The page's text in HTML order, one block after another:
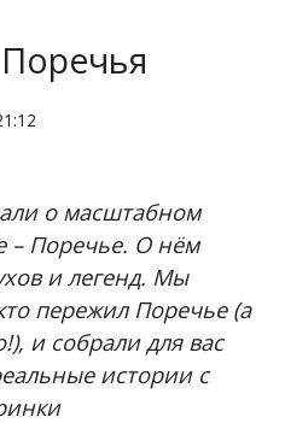
о масштабном
– Поречье. О нём
и легенд. Мы
пережил Поречье (а
и собрали для вас
истории с